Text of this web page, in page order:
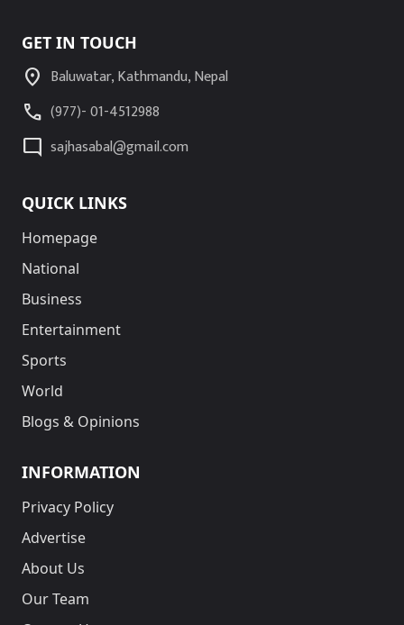
GET IN TOUCH
location_on Baluwatar, Kathmandu, Nepal
call (977)- 01-4512988
mode_comment sajhasabal@gmail.com
QUICK LINKS
Homepage
National
Business
Entertainment
Sports
World
Blogs & Opinions
INFORMATION
Privacy Policy
Advertise
About Us
Our Team